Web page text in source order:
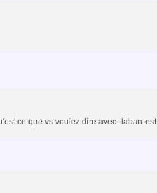
ce que vs voulez dire avec -laban-